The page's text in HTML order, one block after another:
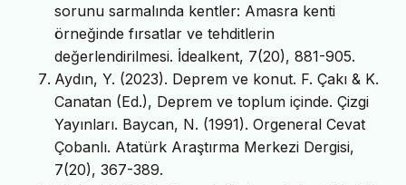
sorunu sarmalında kentler: Amasra kenti
örneğinde fırsatlar ve tehditlerin
değerlendirilmesi. İdealkent, 7(20), 881-905.
Aydın, Y. (2023). Deprem ve konut. F. Çakı & K.
Canatan (Ed.), Deprem ve toplum içinde. Çizgi
Yayınları. Baycan, N. (1991). Orgeneral Cevat
Çobanlı. Atatürk Araştırma Merkezi Dergisi,
7(20), 367-389.